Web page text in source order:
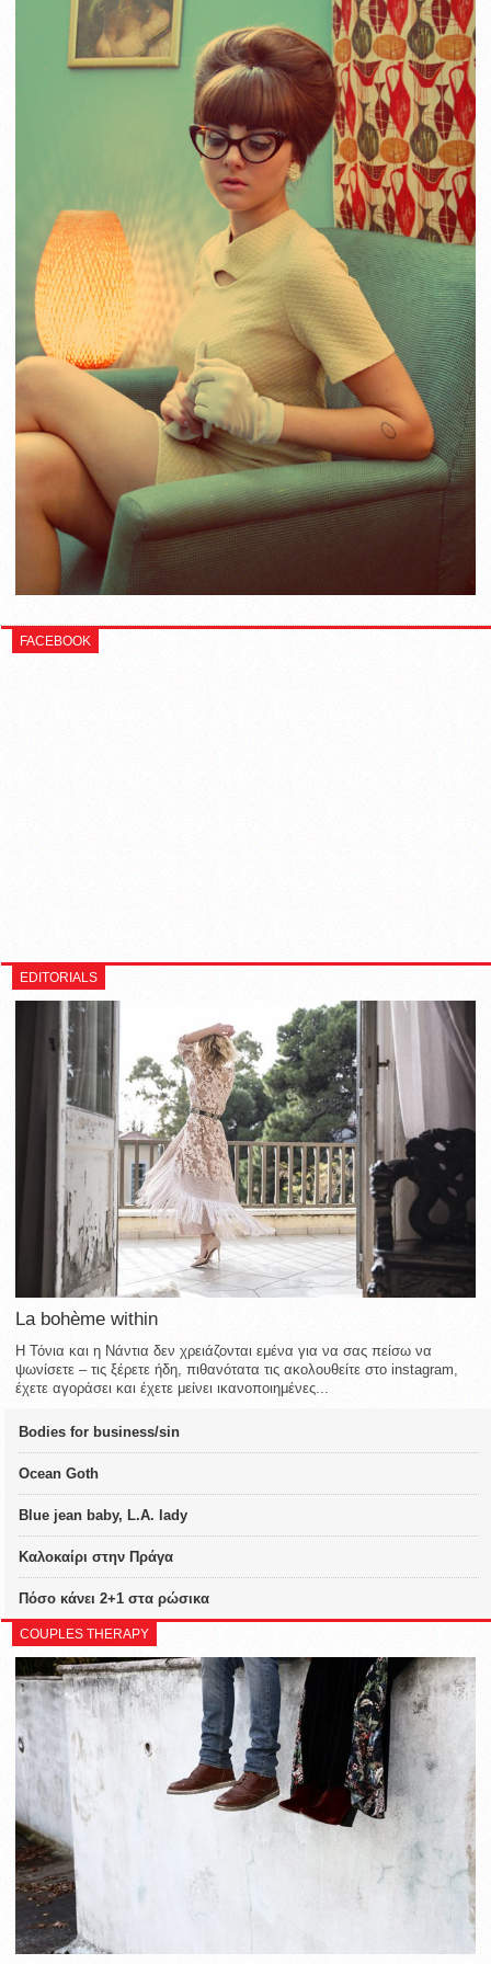
FACEBOOK
EDITORIALS
La bohème within
Η Τόνια και η Νάντια δεν χρειάζονται εμένα για να σας πείσω να
ψωνίσετε – τις ξέρετε ήδη, πιθανότατα τις ακολουθείτε στο instagram,
έχετε αγοράσει και έχετε μείνει ικανοποιημένες...
Bodies for business/sin
Ocean Goth
Blue jean baby, L.A. lady
Καλοκαίρι στην Πράγα
Πόσο κάνει 2+1 στα ρώσικα
COUPLES THERAPY